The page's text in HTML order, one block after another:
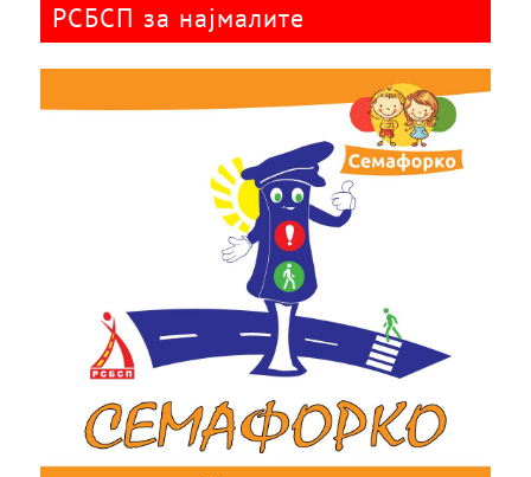
РСБСП за најмалите